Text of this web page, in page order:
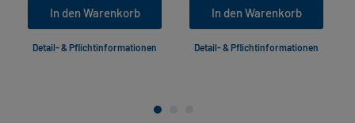
In den Warenkorb
Detail- & Pflichtinformationen
In den Warenkorb
Detail- & Pflichtinformationen